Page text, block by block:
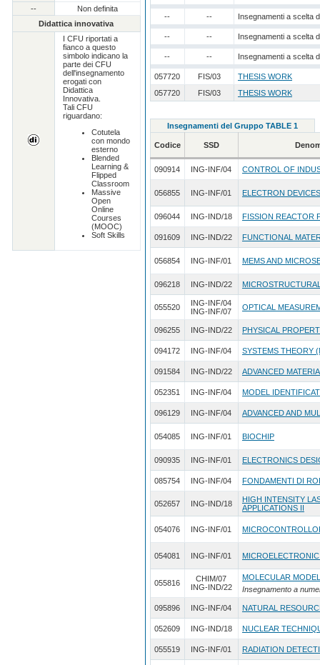
--
Non definita
Didattica innovativa
I CFU riportati a
fianco a questo
simbolo indicano la
parte dei CFU
dell'insegnamento
erogati con
Didattica
Innovativa.
Tali CFU
riguardano:
Cotutela
con mondo
esterno
Blended
Learning &
Flipped
Classroom
Massive
Open
Online
Courses
(MOOC)
Soft Skills
-- -- Insegnamenti a scelta
-- -- Insegnamenti a scelta
-- -- Insegnamenti a scelta
057720 FIS/03
THESIS WORK
057720
FIS/03 THESIS WORK
Insegnamenti del Gruppo TABLE 1
Codice SSD
090914 ING-INF/04 CONTROL OF
056855 ING-INF/01 ELECTRON DEVICES
096044 ING-IND/18 FISSION REACTOR
091609 ING-IND/22 FUNCTIONAL
056854 ING-INF/01 MEMS AND
096218 ING-IND/22
055520
ING-INF/04
ING-INF/07
OPTICAL
096255 ING-IND/22 PHYSICAL
094172 ING-INF/04 SYSTEMS THEORY
091584 ING-IND/22 ADVANCED
052351 ING-INF/04 MODEL
096129 ING-INF/04 ADVANCED AND
054085 ING-INF/01 BIOCHIP
090935 ING-INF/01 ELECTRONICS
085754 ING-INF/04 FONDAMENTI DI
052657 ING-IND/18
HIGH INTENSITY
APPLICATIONS II
054076 ING-INF/01
054081 ING-INF/01
055816
CHIM/07
ING-IND/22
MOLECULAR
Insegnamento a
095896 ING-INF/04 NATURAL
052609 ING-IND/18 NUCLEAR
055519 ING-INF/01 RADIATION